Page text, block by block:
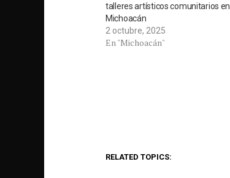
talleres artísticos comunitarios en
Michoacán
2 octubre, 2025
En "Michoacán"
RELATED TOPICS: